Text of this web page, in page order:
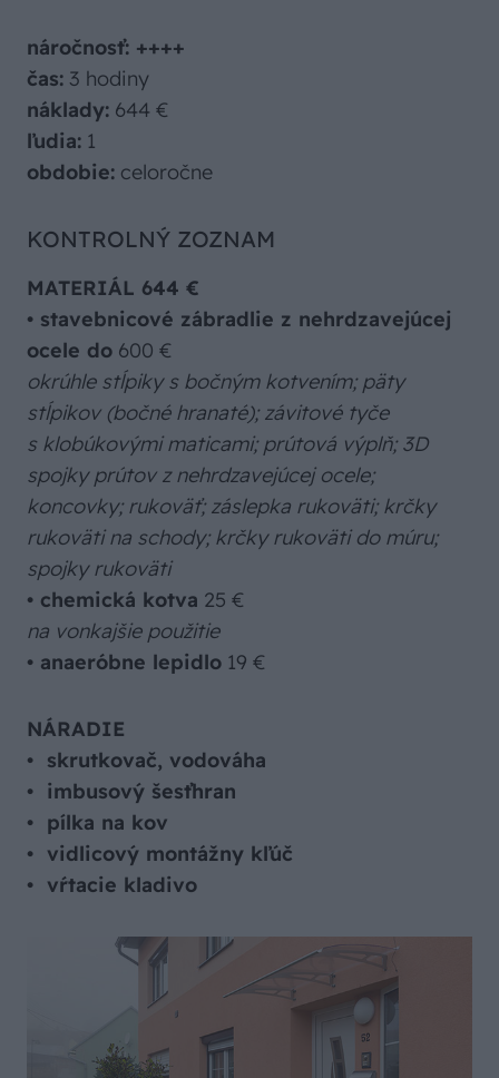
náročnosť: ++++
čas: 3 hodiny
náklady: 644 €
ľudia: 1
obdobie: celoročne
KONTROLNÝ ZOZNAM
MATERIÁL 644 €
• stavebnicové zábradlie z nehrdzavejúcej
ocele do 600 €
okrúhle stĺpiky s bočným kotvením; päty
stĺpikov (bočné hranaté); závitové tyče
s klobúkovými maticami; prútová výplň; 3D
spojky prútov z nehrdzavejúcej ocele;
koncovky; rukoväť; záslepka rukoväti; krčky
rukoväti na schody; krčky rukoväti do múru;
spojky rukoväti
• chemická kotva 25 €
na vonkajšie použitie
• anaeróbne lepidlo 19 €
NÁRADIE
• skrutkovač, vodováha
• imbusový šesťhran
• pílka na kov
• vidlicový montážny kľúč
• vŕtacie kladivo